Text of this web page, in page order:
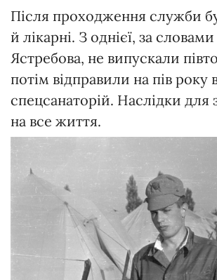
Після проходження служби
й лікарні. З однієї, за
Ястребова, не випускали
потім відправили на пів року
спецсанаторій. Наслідки для
на все життя.